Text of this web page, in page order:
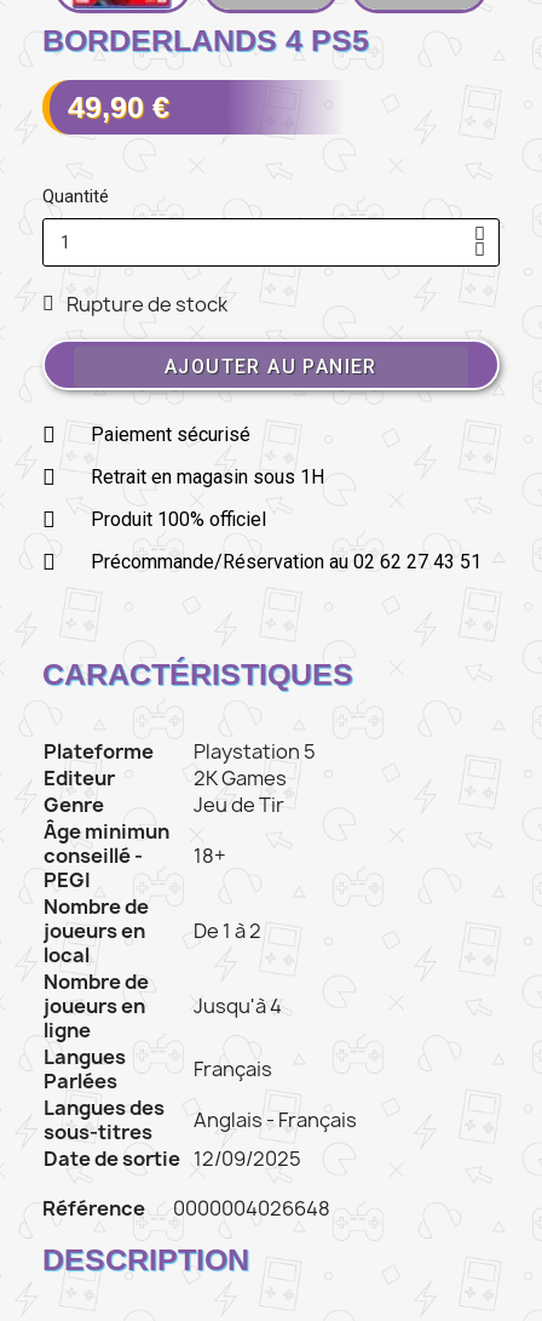
BORDERLANDS 4 PS5
49,90 €
Quantité
Rupture de stock
AJOUTER AU PANIER
Paiement sécurisé
Retrait en magasin sous 1H
Produit 100% officiel
Précommande/Réservation au 02 62 27 43 51
CARACTÉRISTIQUES
Plateforme
Playstation 5
Editeur
2K Games
Genre
Jeu de Tir
Âge minimun
conseillé -
PEGI
18+
Nombre de
joueurs en
local
De 1 à 2
Nombre de
joueurs en
ligne
Jusqu'à 4
Langues
Parlées
Français
Langues des
sous-titres
Anglais - Français
Date de sortie 12/09/2025
Référence
0000004026648
DESCRIPTION